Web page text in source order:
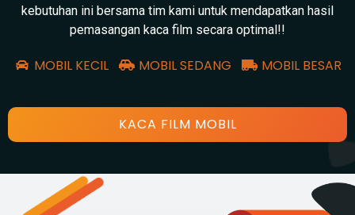
kebutuhan ini bersama tim kami untuk mendapatkan hasil
pemasangan kaca film secara optimal!!
MOBIL KECIL MOBIL SEDANG MOBIL BESAR
KACA FILM MOBIL